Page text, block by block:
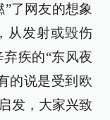
了网友的想象
从发射或毁伤
疾的“东风夜
的说是受到欧
发，大家兴致